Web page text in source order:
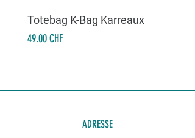
Totebag K-Bag Karreaux
Prix
49.00 CHF Prix
49.00
ADRESSE